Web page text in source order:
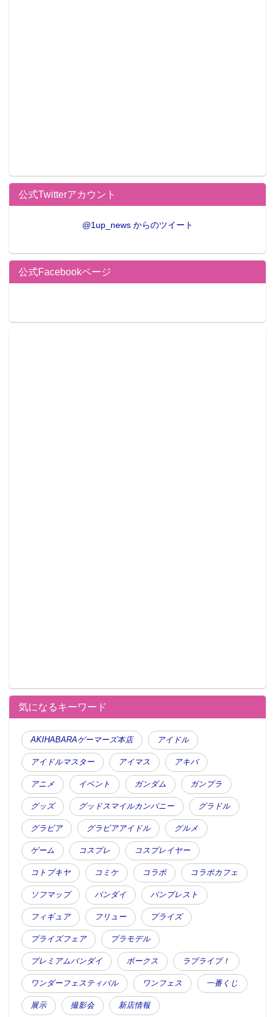
公式Twitterアカウント
@1up_news からのツイート
公式Facebookページ
気になるキーワード
AKIHABARAゲーマーズ本店 アイドル
アイドルマスター アイマス アキバ
アニメ イベント ガンダム ガンプラ
グッズ グッドスマイルカンパニー グラドル
グラビア グラビアアイドル グルメ
ゲーム コスプレ コスプレイヤー
コトブキヤ コミケ コラボ コラボカフェ
ソフマップ バンダイ バンプレスト
フィギュア フリュー プライズ
プライズフェア プラモデル
プレミアムバンダイ ボークス ラブライブ！
ワンダーフェスティバル ワンフェス 一番くじ
展示 撮影会 新店情報